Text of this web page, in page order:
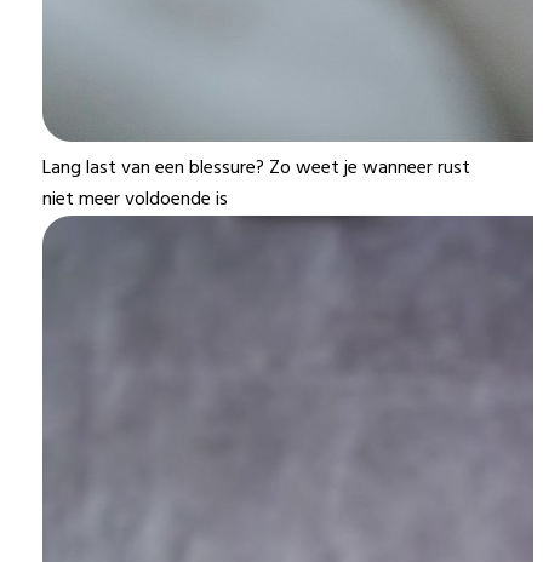
Lang last van een blessure? Zo weet je wanneer rust
niet meer voldoende is